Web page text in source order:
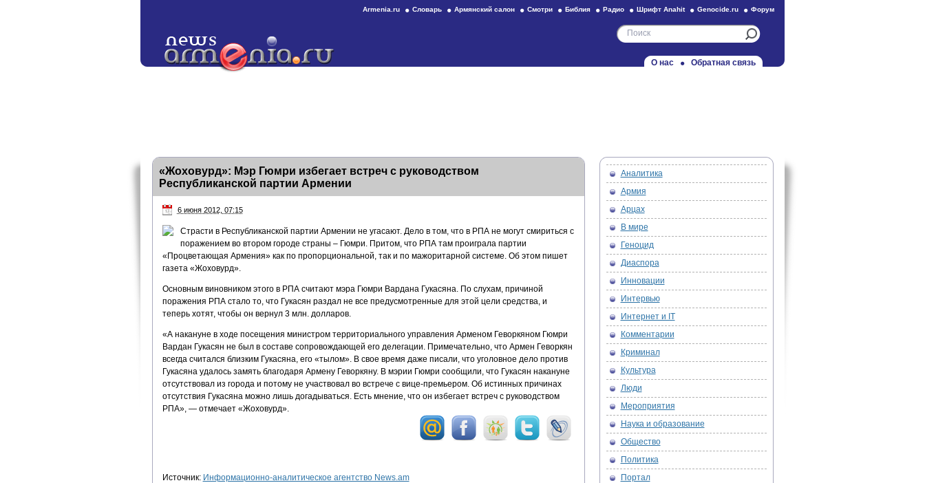
Armenia.ru Словарь Армянский салон Смотри Библия Радио Шрифт Anahit Genocide.ru Форум
О нас Обратная связь
«Жоховурд»: Мэр Гюмри избегает встреч с руководством
Республиканской партии Армении
6 июня 2012, 07:15
Страсти в Республиканской партии Армении не угасают. Дело в том, что в РПА не могут смириться с
поражением во втором городе страны – Гюмри. Притом, что РПА там проиграла партии
«Процветающая Армения» как по пропорциональной, так и по мажоритарной системе. Об этом пишет
газета «Жоховурд».
Основным виновником этого в РПА считают мэра Гюмри Вардана Гукасяна. По слухам, причиной
поражения РПА стало то, что Гукасян раздал не все предусмотренные для этой цели средства, и
теперь хотят, чтобы он вернул 3 млн. долларов.
«А накануне в ходе посещения министром территориального управления Арменом Геворкяном Гюмри
Вардан Гукасян не был в составе сопровождающей его делегации. Примечательно, что Армен Геворкян
всегда считался близким Гукасяна, его «тылом». В свое время даже писали, что уголовное дело против
Гукасяна удалось замять благодаря Армену Геворкяну. В мэрии Гюмри сообщили, что Гукасян накануне
отсутствовал из города и потому не участвовал во встрече с вице-премьером. Об истинных причинах
отсутствия Гукасяна можно лишь догадываться. Есть мнение, что он избегает встреч с руководством
РПА», — отмечает «Жоховурд».
Источник: Информационно-аналитическое агентство News.am
Аналитика
Армия
Арцах
В мире
Геноцид
Диаспора
Инновации
Интервью
Интернет и IT
Комментарии
Криминал
Культура
Люди
Мероприятия
Наука и образование
Общество
Политика
Портал